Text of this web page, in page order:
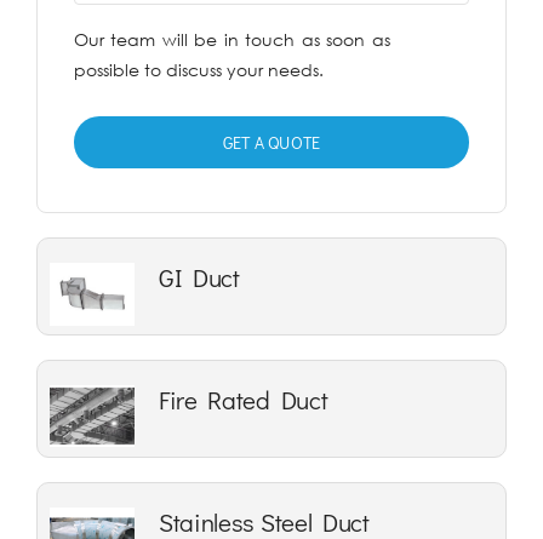
Our team will be in touch as soon as
possible to discuss your needs.
GET A QUOTE
GI Duct
Fire Rated Duct
Stainless Steel Duct